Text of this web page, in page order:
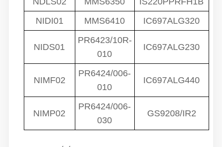
NIDI01
MMS6410 IC697ALG320
NIDS01
PR6423/10R-
010
IC697ALG230
NIMF02
PR6424/006-
010
IC697ALG440
NIMP02
PR6424/006-
030
GS9208/IR2